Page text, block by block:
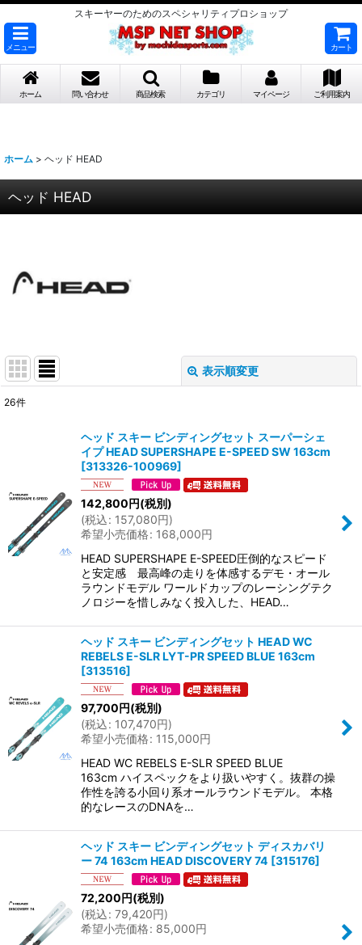
スキーヤーのためのスペシャリティプロショップ
メニュー カート
ホーム 問い合わせ 商品検索 カテゴリ マイページ ご利用案内
ホーム > ヘッド HEAD
ヘッド HEAD
表示順変更
並び順:
26件
ヘッド スキー ビンディングセット スーパーシェ
イプ HEAD SUPERSHAPE E-SPEED SW 163cm
[313326-100969]
142,800円(税別)
(税込: 157,080円)
希望小売価格: 168,000円
HEAD SUPERSHAPE E-SPEED圧倒的なスピード
と安定感 最高峰の走りを体感するデモ・オール
ラウンドモデル ワールドカップのレーシングテク
ノロジーを惜しみなく投入した、HEAD…
ヘッド スキー ビンディングセット HEAD WC
REBELS E-SLR LYT-PR SPEED BLUE 163cm
[313516]
97,700円(税別)
(税込: 107,470円)
希望小売価格: 115,000円
HEAD WC REBELS E-SLR SPEED BLUE
163cm ハイスペックをより扱いやすく。抜群の操
作性を誇る小回り系オールラウンドモデル。 本格
的なレースのDNAを…
ヘッド スキー ビンディングセット ディスカバリ
ー 74 163cm HEAD DISCOVERY 74 [315176]
72,200円(税別)
(税込: 79,420円)
希望小売価格: 85,000円